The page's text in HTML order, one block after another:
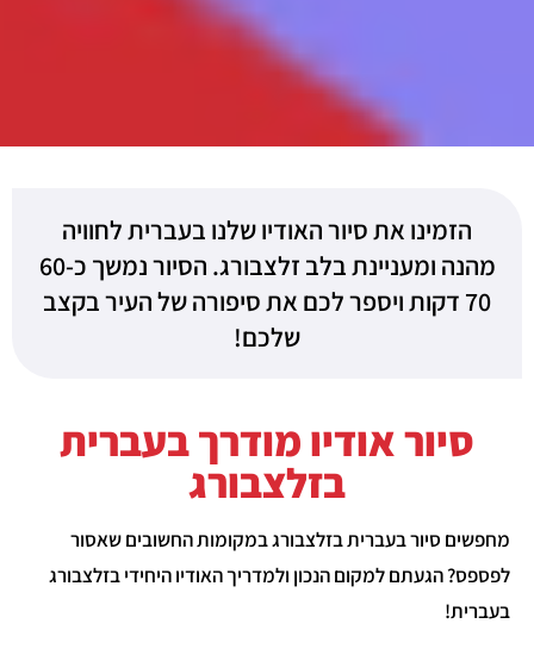
הזמינו את סיור האודיו שלנו בעברית לחוויה
מהנה ומעניינת בלב זלצבורג. הסיור נמשך כ60-
70 דקות ויספר לכם את סיפורה של העיר בקצב
שלכם!
סיור אודיו מודרך בעברית
בזלצבורג
מחפשים סיור בעברית בזלצבורג במקומות החשובים שאסור
לפספס? הגעתם למקום הנכון ולמדריך האודיו היחידי בזלצבורג
בעברית!